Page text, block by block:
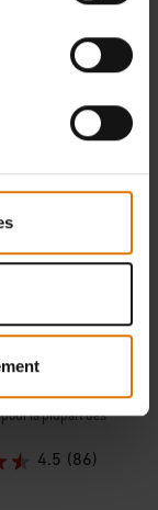
la plupart des
4.5 (86)